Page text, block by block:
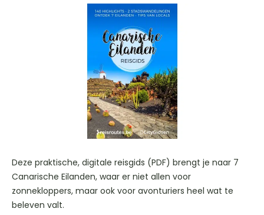
Deze praktische, digitale reisgids (PDF) brengt je naar 7
Canarische Eilanden, waar er niet allen voor
zonnekloppers, maar ook voor avonturiers heel wat te
beleven valt.